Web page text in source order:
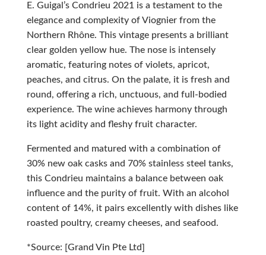
E. Guigal’s Condrieu 2021 is a testament to the
elegance and complexity of Viognier from the
Northern Rhône. This vintage presents a brilliant
clear golden yellow hue. The nose is intensely
aromatic, featuring notes of violets, apricot,
peaches, and citrus. On the palate, it is fresh and
round, offering a rich, unctuous, and full-bodied
experience. The wine achieves harmony through
its light acidity and fleshy fruit character.
Fermented and matured with a combination of
30% new oak casks and 70% stainless steel tanks,
this Condrieu maintains a balance between oak
influence and the purity of fruit. With an alcohol
content of 14%, it pairs excellently with dishes like
roasted poultry, creamy cheeses, and seafood.
*Source: [Grand Vin Pte Ltd]